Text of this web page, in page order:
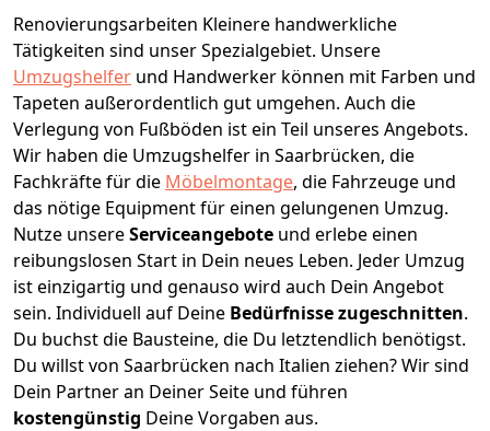
Renovierungsarbeiten Kleinere handwerkliche
Tätigkeiten sind unser Spezialgebiet. Unsere
Umzugshelfer und Handwerker können mit Farben und
Tapeten außerordentlich gut umgehen. Auch die
Verlegung von Fußböden ist ein Teil unseres Angebots.
Wir haben die Umzugshelfer in Saarbrücken, die
Fachkräfte für die Möbelmontage, die Fahrzeuge und
das nötige Equipment für einen gelungenen Umzug.
Nutze unsereServiceangebote und erlebe einen
reibungslosen Start in Dein neues Leben. Jeder Umzug
ist einzigartig und genauso wird auch Dein Angebot
sein. Individuell auf Deine Bedürfnisse zugeschnitten.
Du buchst die Bausteine, die Du letztendlich benötigst.
Du willst von Saarbrücken nach Italien ziehen? Wir sind
Dein Partner an Deiner Seite und führen
kostengünstig Deine Vorgaben aus.